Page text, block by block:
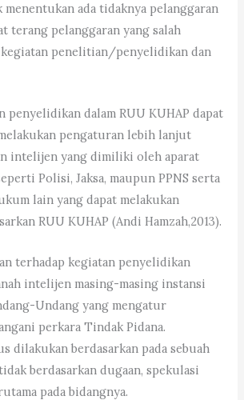
ada tidaknya pelanggaran
terang pelanggaran yang salah
penelitian/penyelidikan dan
penyelidikan dalam RUU KUHAP dapat
pengaturan lebih lanjut
intelijen yang dimiliki oleh aparat
Polisi, Jaksa, maupun PPNS serta
lain yang dapat melakukan
RUU KUHAP (Andi Hamzah,2013).
terhadap kegiatan penyelidikan
intelijen masing-masing instansi
Undang yang mengatur
perkara Tindak Pidana.
dilakukan berdasarkan pada sebuah
berdasarkan dugaan, spekulasi
pada bidangnya.